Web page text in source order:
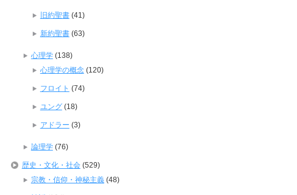
旧約聖書(41)
新約聖書(63)
心理学(138)
心理学の概念(120)
フロイト (74)
ユング(18)
アドラー (3)
論理学(76)
歴史・文化・社会(529)
宗教・信仰・神秘主義(48)